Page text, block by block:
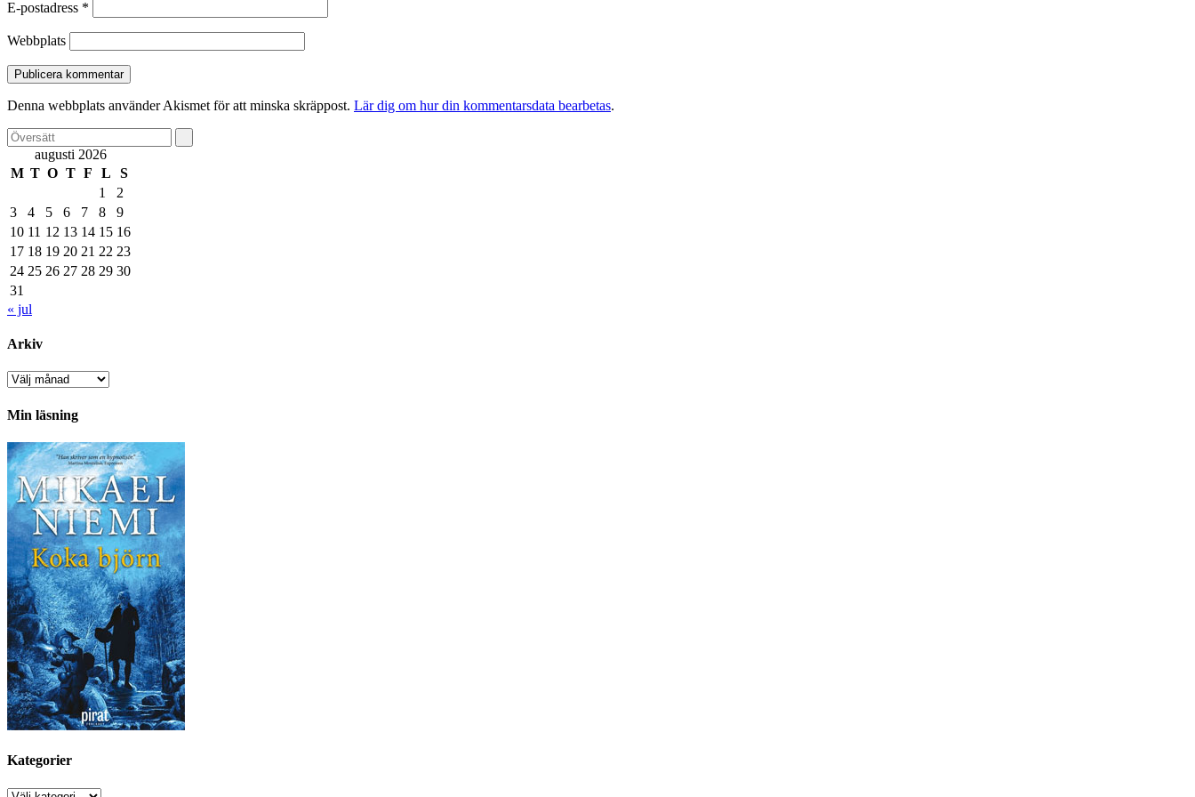
E-postadress *
Webbplats
Denna webbplats använder Akismet för att minska skräppost. Lär dig om hur din kommentarsdata bearbetas.
augusti 2026
M T O T F L
S
1
2
3
4 5 6 7 8
9
10 11 12 13 14 15 16
17 18 19 20 21 22 23
24 25 26 27 28 29 30
31
« jul
Arkiv
Arkiv
Min läsning
Kategorier